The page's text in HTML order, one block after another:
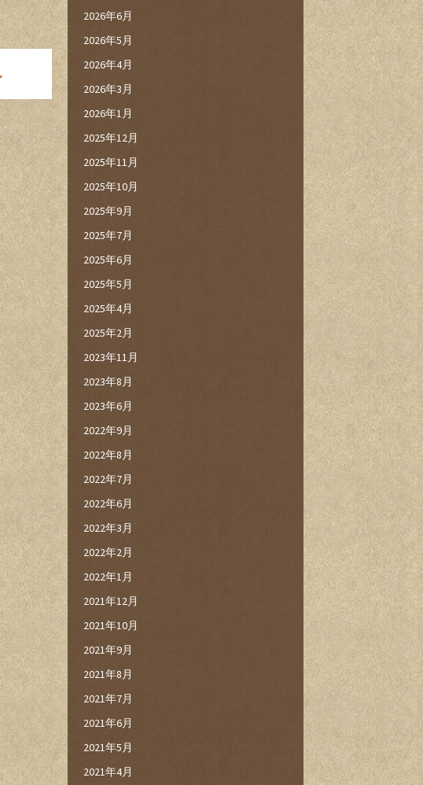
2026年6月
2026年5月
2026年4月
2026年3月
2026年1月
2025年12月
2025年11月
2025年10月
2025年9月
2025年7月
2025年6月
2025年5月
2025年4月
2025年2月
2023年11月
2023年8月
2023年6月
2022年9月
2022年8月
2022年7月
2022年6月
2022年3月
2022年2月
2022年1月
2021年12月
2021年10月
2021年9月
2021年8月
2021年7月
2021年6月
2021年5月
2021年4月